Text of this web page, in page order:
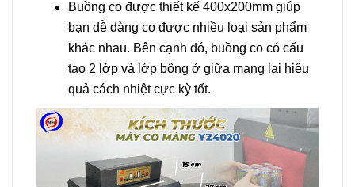
Buồng co được thiết kế 400x200mm giúp
bạn dễ dàng co được nhiều loại sản phẩm
khác nhau. Bên cạnh đó, buồng co có cấu
tạo 2 lớp và lớp bông ở giữa mang lại hiệu
quả cách nhiệt cực kỳ tốt.